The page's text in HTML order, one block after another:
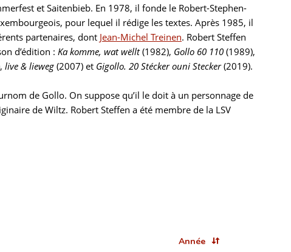
et Saitenbieb. En 1978, il fonde le Robert-Stephen-
pour lequel il rédige les textes. Après 1985, il
partenaires, dont Jean-Michel Treinen. Robert Steffen
d’édition : Ka komme, wat wëllt(1982), Gollo 60 110 (1989),
live & lieweg (2007) et Gigollo. 20 Stécker ouni Stecker(2019).
de Gollo. On suppose qu’il le doit à un personnage de
de Wiltz. Robert Steffen a été membre de la LSV
Année